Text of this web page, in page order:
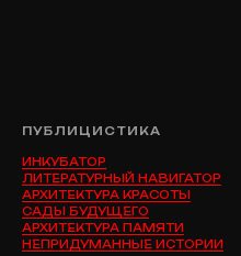
ПУБЛИЦИСТИКА
ИНКУБАТОР
ЛИТЕРАТУРНЫЙ НАВИГАТОР
АРХИТЕКТУРА КРАСОТЫ
САДЫ БУДУЩЕГО
АРХИТЕКТУРА ПАМЯТИ
НЕПРИДУМАННЫЕ ИСТОРИИ